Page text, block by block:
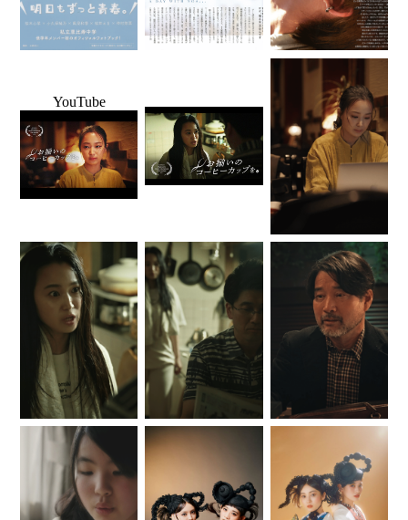
YouTube